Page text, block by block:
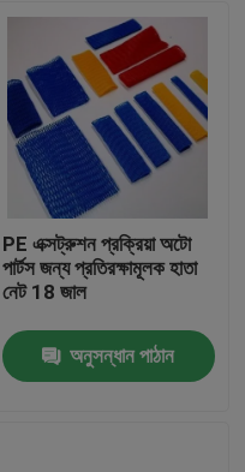
PE এক্সট্রুশন প্রক্রিয়া অটো
পার্টস জন্য প্রতিরক্ষামূলক হাতা
নেট 18 জাল
অনুসন্ধান পাঠান